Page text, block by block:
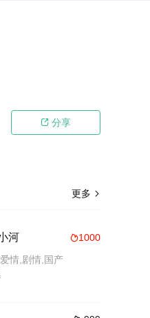
 分享
更多 
1000
河
情,剧情,国产